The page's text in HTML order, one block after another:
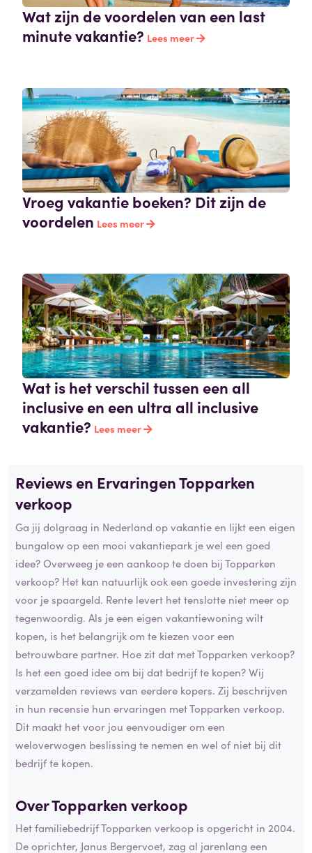
Wat zijn de voordelen van een last
minute vakantie? Lees meer
Vroeg vakantie boeken? Dit zijn de
voordelen Lees meer
Wat is het verschil tussen een all
inclusive en een ultra all inclusive
vakantie? Lees meer
Reviews en Ervaringen Topparken
verkoop
Ga jij dolgraag in Nederland op vakantie en lijkt een eigen
bungalow op een mooi vakantiepark je wel een goed
idee? Overweeg je een aankoop te doen bij Topparken
verkoop? Het kan natuurlijk ook een goede investering zijn
voor je spaargeld. Rente levert het tenslotte niet meer op
tegenwoordig. Als je een eigen vakantiewoning wilt
kopen, is het belangrijk om te kiezen voor een
betrouwbare partner. Hoe zit dat met Topparken verkoop?
Is het een goed idee om bij dat bedrijf te kopen? Wij
verzamelden reviews van eerdere kopers. Zij beschrijven
in hun recensie hun ervaringen met Topparken verkoop.
Dit maakt het voor jou eenvoudiger om een
weloverwogen beslissing te nemen en wel of niet bij dit
bedrijf te kopen.
Over Topparken verkoop
Het familiebedrijf Topparken verkoop is opgericht in 2004.
De oprichter, Janus Bergervoet, zag al jarenlang een